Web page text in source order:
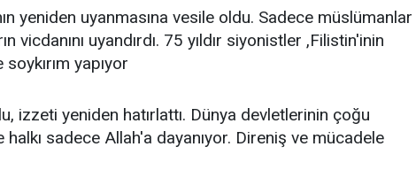
yeniden uyanmasına vesile oldu. Sadece müslümanlar
vicdanını uyandırdı. 75 yıldır siyonistler ,Filistin'inin
yapıyor
izzeti yeniden hatırlattı. Dünya devletlerinin çoğu
sadece Allah'a dayanıyor. Direniş ve mücadele